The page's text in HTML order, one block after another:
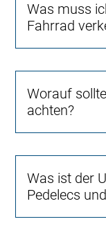
Was muss
Fahrrad
Worauf
achten?
Was ist der
Pedelecs